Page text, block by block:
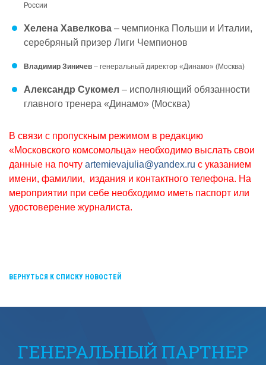
России
Хелена Хавелкова – чемпионка Польши и Италии,
серебряный призер Лиги Чемпионов
Владимир Зиничев – генеральный директор «Динамо» (Москва)
Александр Сукомел – исполняющий обязанности
главного тренера «Динамо» (Москва)
В связи с пропускным режимом в редакцию
«Московского комсомольца» необходимо выслать свои
данные на почту artemievajulia@yandex.ru c указанием
имени, фамилии, издания и контактного телефона. На
мероприятии при себе необходимо иметь паспорт или
удостоверение журналиста.
ВЕРНУТЬСЯ К СПИСКУ НОВОСТЕЙ
ГЕНЕРАЛЬНЫЙ ПАРТНЕР